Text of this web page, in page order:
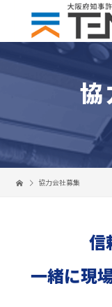
協
協力会社募集
信
一緒に現